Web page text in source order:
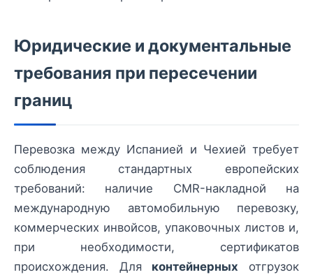
Юридические и документальные
требования при пересечении
границ
Перевозка между Испанией и Чехией требует
соблюдения стандартных европейских
требований: наличие CMR-накладной на
международную автомобильную перевозку,
коммерческих инвойсов, упаковочных листов и,
при необходимости, сертификатов
происхождения. Для контейнерных отгрузок